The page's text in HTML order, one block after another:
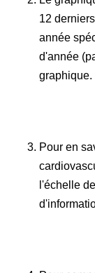
12
année
d'année
graphique.
Pour en
l'échelle